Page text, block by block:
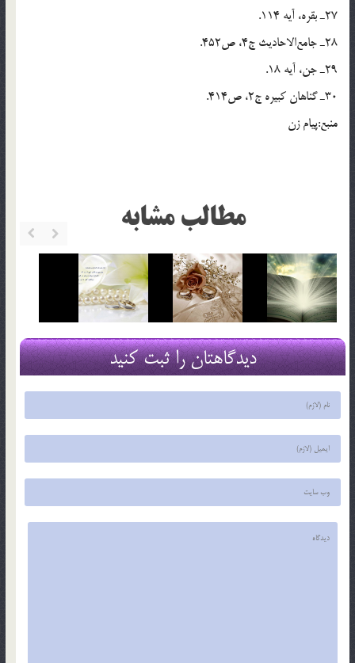
27ـ بقره، آیه 114.
28ـ جامع‌الاحادیث ج4، ص452.
29ـ جن، آیه 18.
30ـ گناهان کبیره ج2، ص414.
منبع:پیام زن
مطالب مشابه
دیدگاهتان را ثبت کنید